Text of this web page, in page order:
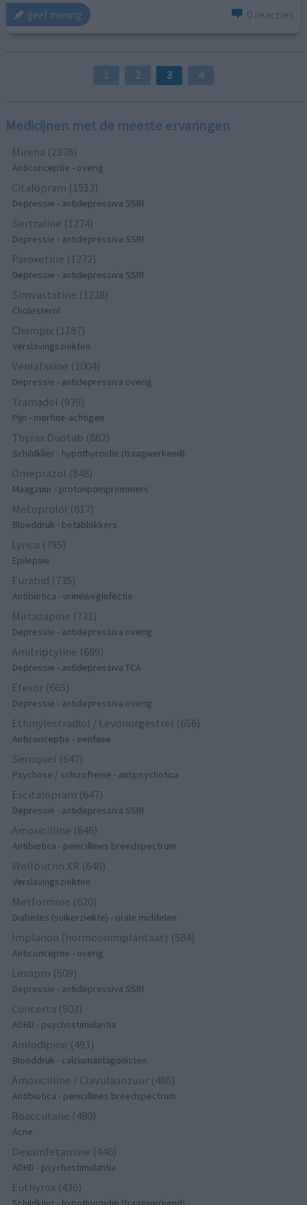
geef mening 0 reacties
1 2 3 4
Medicijnen met de meeste ervaringen
Mirena (2378)
Anticonceptie - overig
Citalopram (1513)
Depressie - antidepressiva SSRI
Sertraline (1274)
Depressie - antidepressiva SSRI
Paroxetine (1272)
Depressie - antidepressiva SSRI
Simvastatine (1228)
Cholesterol
Champix (1187)
Verslavingsziekten
Venlafaxine (1004)
Depressie - antidepressiva overig
Tramadol (939)
Pijn - morfine-achtigen
Thyrax Duotab (882)
Schildklier - hypothyroidie (traagwerkend)
Omeprazol (848)
Maagzuur - protonpompremmers
Metoprolol (817)
Bloeddruk - betablokkers
Lyrica (795)
Epilepsie
Furabid (735)
Antibiotica - urineweginfectie
Mirtazapine (731)
Depressie - antidepressiva overig
Amitriptyline (699)
Depressie - antidepressiva TCA
Efexor (665)
Depressie - antidepressiva overig
Ethinylestradiol / Levonorgestrel (656)
Anticonceptie - eenfase
Seroquel (647)
Psychose / schizofrenie - antipsychotica
Escitalopram (647)
Depressie - antidepressiva SSRI
Amoxicilline (646)
Antibiotica - penicillines breedspectrum
Wellbutrin XR (646)
Verslavingsziekten
Metformine (620)
Diabetes (suikerziekte) - orale middelen
Implanon (hormoonimplantaat) (584)
Anticonceptie - overig
Lexapro (509)
Depressie - antidepressiva SSRI
Concerta (503)
ADHD - psychostimulantia
Amlodipine (493)
Bloeddruk - calciumantagonisten
Amoxicilline / Clavulaanzuur (486)
Antibiotica - penicillines breedspectrum
Roaccutane (480)
Acne
Dexamfetamine (446)
ADHD - psychostimulantia
Euthyrox (436)